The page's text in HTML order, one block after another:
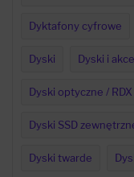
Dyktafony cyfrowe
Dyski Dyski i
Dyski optyczne / RDX
Dyski SSD
Dyski twarde